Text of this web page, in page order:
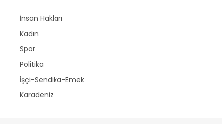
İnsan Hakları
Kadın
Spor
Politika
İşçi-Sendika-Emek
Karadeniz